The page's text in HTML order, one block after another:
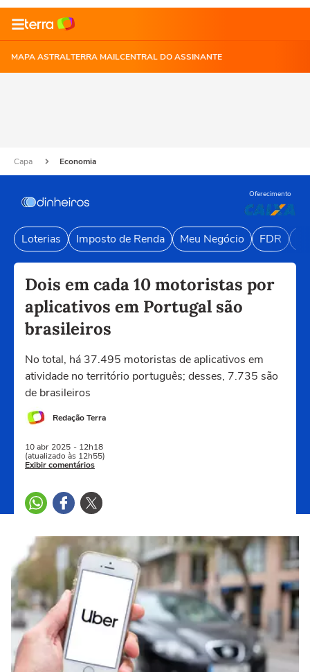
MAPA ASTRALTERRA MAILCENTRAL DO ASSINANTE
Capa Economia
Oferecimento
Loterias Imposto de Renda Meu Negócio FDR
Dois em cada 10 motoristas por
aplicativos em Portugal são
brasileiros
No total, há 37.495 motoristas de aplicativos em
atividade no território português; desses, 7.735 são
de brasileiros
Redação Terra
10 abr 2025 - 12h18
(atualizado às 12h55)
Exibir comentários